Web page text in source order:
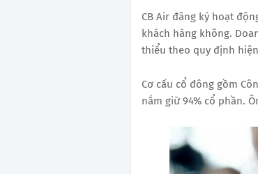
CB Air đăng ký hoạt
khách hàng không.
thiểu theo quy định
Cơ cấu cổ đông gồm
nắm giữ 94% cổ phần.